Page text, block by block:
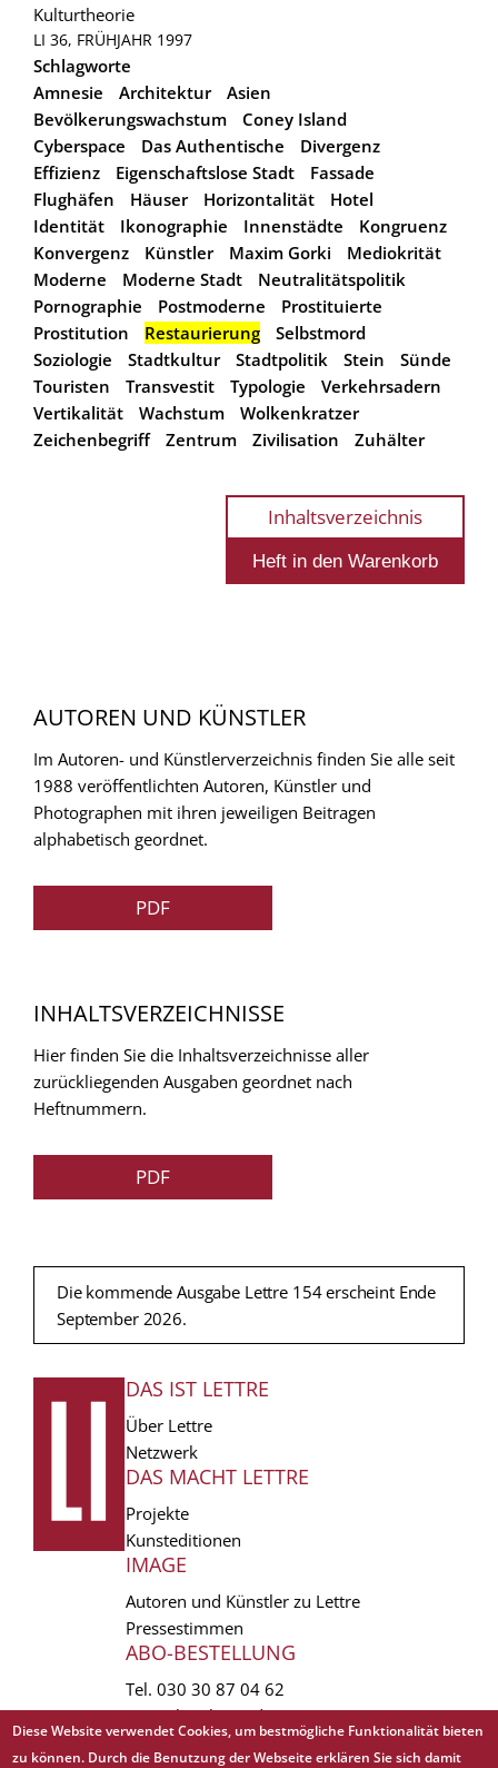
Kulturtheorie
LI 36, FRÜHJAHR 1997
Schlagworte
Amnesie
Architektur
Asien
Bevölkerungswachstum
Coney Island
Cyberspace
Das Authentische
Divergenz
Effizienz
Eigenschaftslose Stadt
Fassade
Flughäfen
Häuser Horizontalität
Hotel
Identität
Ikonographie Innenstädte
Kongruenz
Konvergenz
Künstler Maxim Gorki
Mediokrität
Moderne
Moderne Stadt
Neutralitätspolitik
Pornographie
Postmoderne
Prostituierte
Prostitution
Restaurierung
Selbstmord
Soziologie
Stadtkultur Stadtpolitik Stein
Sünde
Touristen
Transvestit Typologie
Verkehrsadern
Vertikalität
Wachstum
Wolkenkratzer
Zeichenbegriff
Zentrum Zivilisation Zuhälter
Inhaltsverzeichnis
AUTOREN UND KÜNSTLER
Im Autoren- und Künstlerverzeichnis finden Sie alle seit
1988 veröffentlichten Autoren, Künstler und
Photographen mit ihren jeweiligen Beitragen
alphabetisch geordnet.
PDF
INHALTSVERZEICHNISSE
Hier finden Sie die Inhaltsverzeichnisse aller
zurückliegenden Ausgaben geordnet nach
Heftnummern.
PDF
Die kommende Ausgabe Lettre 154 erscheint Ende
September 2026.
FUSSZEILE
DAS IST LETTRE
Über Lettre
Netzwerk
DAS MACHT LETTRE
Projekte
Kunsteditionen
IMAGE
Autoren und Künstler zu Lettre
Pressestimmen
ABO-BESTELLUNG
Tel. 030 30 87 04 62
vertrieb(at)lettre.de
Diese Website verwendet Cookies, um bestmögliche Funktionalität bieten
zu können. Durch die Benutzung der Webseite erklären Sie sich damit